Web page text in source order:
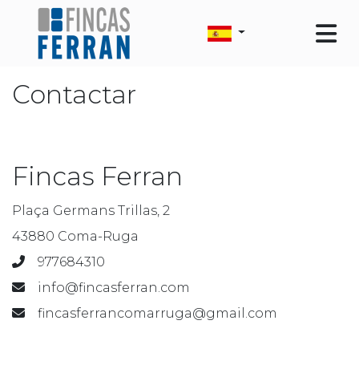
Contactar
Fincas Ferran
Plaça Germans Trillas, 2
43880 Coma-Ruga
977684310
info@fincasferran.com
fincasferrancomarruga@gmail.com